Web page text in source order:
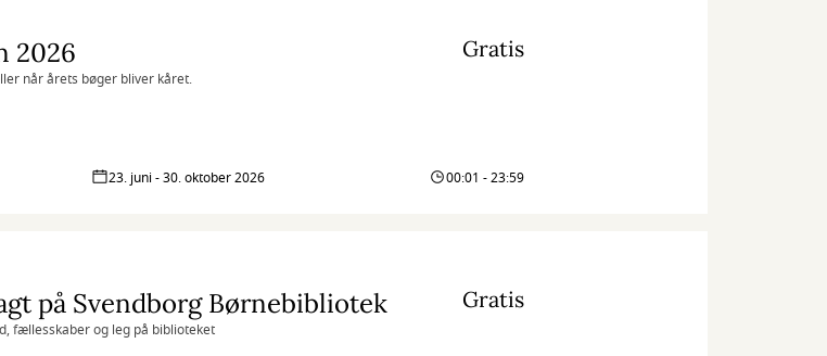
2026
når årets bøger bliver kåret.
Gratis
23. juni - 30. oktober 2026 00:01 - 23:59
på Svendborg Børnebibliotek
fællesskaber og leg på biblioteket
Gratis